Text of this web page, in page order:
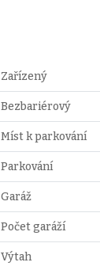
Zařízený
Bezbariérový
Míst k parkování
Parkování
Garáž
Počet garáží
Výtah